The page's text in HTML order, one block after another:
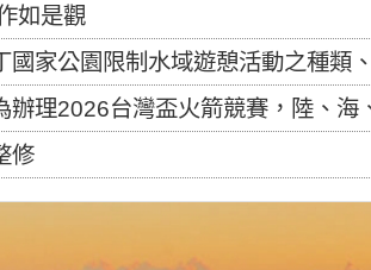
如是觀
制水域遊憩活動之種類、範圍、時間及行為」，自即日生效。
盃火箭競賽，陸、海、空域警戒及協調相關事宜，因颱風備案事
修